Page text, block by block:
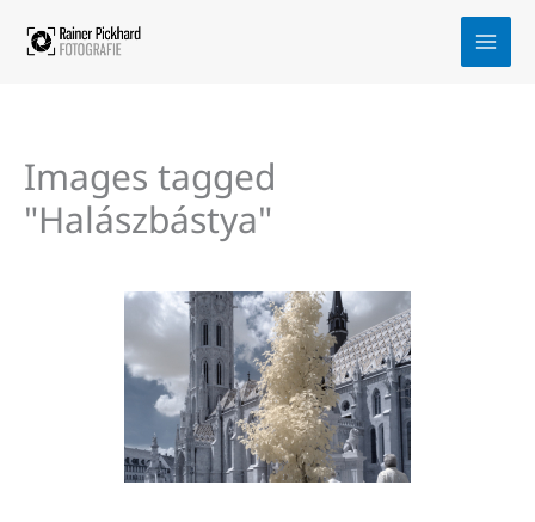
Inhalt
Images tagged
"Halászbástya"